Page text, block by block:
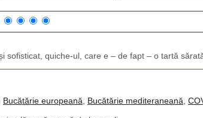
sofisticat, quiche-ul, care e – de fapt – o tartă
Bucătărie europeană Bucătărie mediteraneană